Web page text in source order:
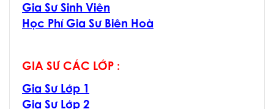
Gia Sư Sinh Viên
Học Phí Gia Sư Biên Hoà
GIA SƯ CÁC LỚP :
Gia Sư Lớp 1
Gia Sư Lớp 2